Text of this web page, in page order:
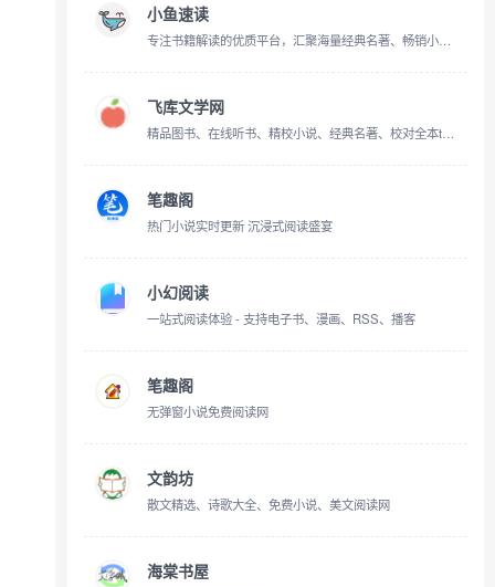
小鱼速读
专注书籍解读的优质平台，汇聚海量经典名著、畅销小说的精讲内容，书单包含豆瓣高分佳作、科幻推理、历史国学、职场读物等诸多品类
飞库文学网
精品图书、在线听书、精校小说、经典名著、校对全本txt小说网
笔趣阁
热门小说实时更新 沉浸式阅读盛宴
小幻阅读
一站式阅读体验 - 支持电子书、漫画、RSS、播客
笔趣阁
无弹窗小说免费阅读网
文韵坊
散文精选、诗歌大全、免费小说、美文阅读网
海棠书屋